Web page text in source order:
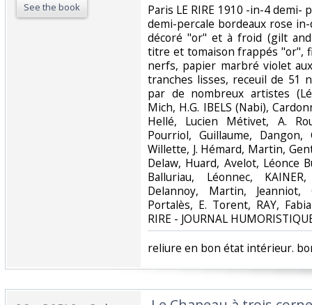
See the book
‎Paris LE RIRE 1910 -in-4
demi-percale bordeaux rose
décoré "or" et à froid (gilt
titre et tomaison frappés "or",
nerfs, papier marbré violet
tranches lisses, receuil de 51
par de nombreux artistes
Mich, H.G. IBELS (Nabi),
Hellé, Lucien Métivet, A.
Pourriol, Guillaume, Dangon,
Willette, J. Hémard, Martin,
Delaw, Huard, Avelot, Léonce
Balluriau, Léonnec,
Delannoy, Martin,
Portalès, E. Torent, RAY,
RIRE - JOURNAL
‎reliure en bon état intérieur.